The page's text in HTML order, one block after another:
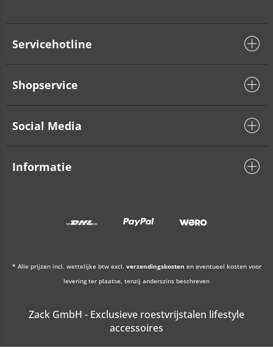
Servicehotline
Shopservice
Social Media
Informatie
* Alle prijzen incl. wettelijke btw excl. verzendingskosten en eventueel kosten voor
levering ter plaatse, tenzij anderszins beschreven
Zack GmbH - Exclusieve roestvrijstalen lifestyle
accessoires